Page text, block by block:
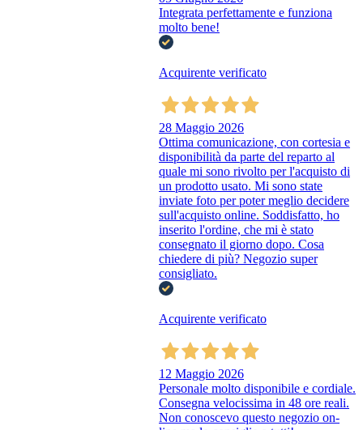
Integrata perfettamente e funziona
molto bene!
Acquirente verificato
28 Maggio 2026
Ottima comunicazione, con cortesia e
disponibilità da parte del reparto al
quale mi sono rivolto per l'acquisto di
un prodotto usato. Mi sono state
inviate foto per poter meglio decidere
sull'acquisto online. Soddisfatto, ho
inserito l'ordine, che mi è stato
consegnato il giorno dopo. Cosa
chiedere di più? Negozio super
consigliato.
Acquirente verificato
12 Maggio 2026
Personale molto disponibile e cordiale.
Consegna velocissima in 48 ore reali.
Non conoscevo questo negozio on-